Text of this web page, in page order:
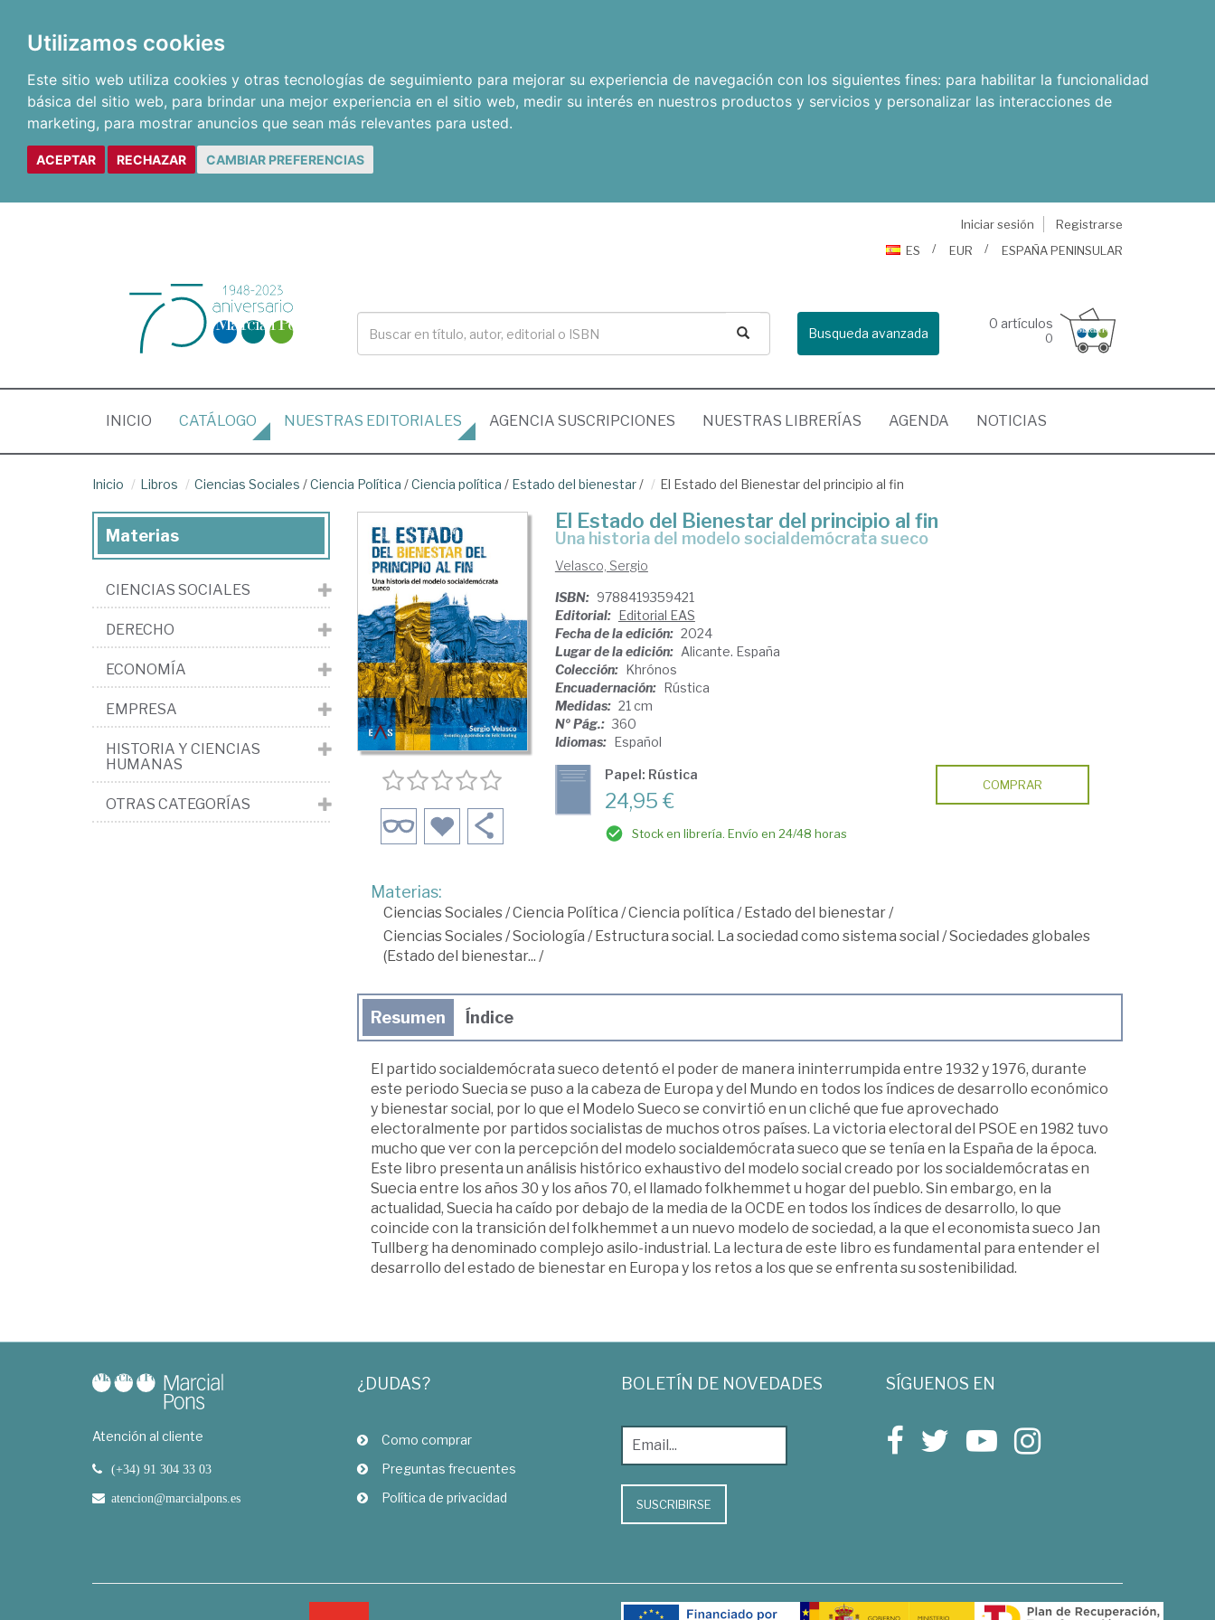
Utilizamos cookies
Este sitio web utiliza cookies y otras tecnologías de seguimiento para mejorar su experiencia de navegación con los siguientes fines: para habilitar la funcionalidad
básica del sitio web, para brindar una mejor experiencia en el sitio web, medir su interés en nuestros productos y servicios y personalizar las interacciones de
marketing, para mostrar anuncios que sean más relevantes para usted.
ACEPTAR RECHAZAR CAMBIAR PREFERENCIAS
Iniciar sesión
Registrarse
ES
EUR ESPAÑA PENINSULAR
Busqueda avanzada
0 artículos
0
INICIO (CURRENT)
CATÁLOGO NUESTRAS EDITORIALES AGENCIA SUSCRIPCIONES NUESTRAS LIBRERÍAS AGENDA NOTICIAS
Inicio Libros Ciencias Sociales /Ciencia Política /Ciencia política / Estado del bienestar/ El Estado del Bienestar del principio al fin
El Estado del Bienestar del principio al fin
una historia del modelo socialdemócrata sueco
Velasco, Sergio
ISBN: 9788419359421
Editorial: Editorial EAS
Fecha de la edición: 2024
Lugar de la edición: Alicante. España
Colección: Khrónos
Encuadernación: Rústica
Medidas: 21 cm
Nº Pág.: 360
Idiomas: Español
Papel: Rústica
24,95 €
Stock en librería. Envío en 24/48 horas
COMPRAR
Materias:
Ciencias Sociales/Ciencia Política /Ciencia política /Estado del bienestar/
Ciencias Sociales/Sociología /Estructura social. La sociedad como sistema social /Sociedades globales
(Estado del bienestar... /
Resumen Índice
El partido socialdemócrata sueco detentó el poder de manera ininterrumpida entre 1932 y 1976, durante
este periodo Suecia se puso a la cabeza de Europa y del Mundo en todos los índices de desarrollo económico
y bienestar social, por lo que el Modelo Sueco se convirtió en un cliché que fue aprovechado
electoralmente por partidos socialistas de muchos otros países. La victoria electoral del PSOE en 1982 tuvo
mucho que ver con la percepción del modelo socialdemócrata sueco que se tenía en la España de la época.
Este libro presenta un análisis histórico exhaustivo del modelo social creado por los socialdemócratas en
Suecia entre los años 30 y los años 70, el llamado folkhemmet u hogar del pueblo. Sin embargo, en la
actualidad, Suecia ha caído por debajo de la media de la OCDE en todos los índices de desarrollo, lo que
coincide con la transición del folkhemmet a un nuevo modelo de sociedad, a la que el economista sueco Jan
Tullberg ha denominado complejo asilo-industrial. La lectura de este libro es fundamental para entender el
desarrollo del estado de bienestar en Europa y los retos a los que se enfrenta su sostenibilidad.
Materias
CIENCIAS SOCIALES
DERECHO
ECONOMÍA
EMPRESA
HISTORIA Y CIENCIAS
HUMANAS
OTRAS CATEGORÍAS
Atención al cliente
(+34) 91 304 33 03
atencion@marcialpons.es
¿DUDAS?
Como comprar
Preguntas frecuentes
Política de privacidad
BOLETÍN DE NOVEDADES
SUSCRIBIRSE
SÍGUENOS EN